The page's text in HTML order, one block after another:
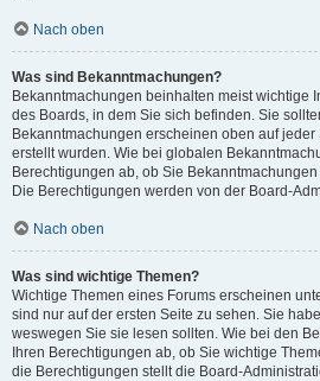
Nach oben
Was sind Bekanntmachungen?
Bekanntmachungen beinhalten meist wichtige
des Boards, in dem Sie sich befinden. Sie
Bekanntmachungen erscheinen oben auf jeder
erstellt wurden. Wie bei globalen
Berechtigungen ab, ob Sie
Die Berechtigungen werden von der Board-
Nach oben
Was sind wichtige Themen?
Wichtige Themen eines Forums erscheinen
sind nur auf der ersten Seite zu sehen. Sie
weswegen Sie sie lesen sollten. Wie bei den
Ihren Berechtigungen ab, ob Sie wichtige
die Berechtigungen stellt die Board-